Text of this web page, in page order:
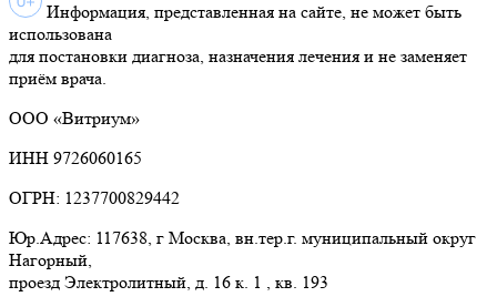
Информация, представленная на сайте, не может быть
использована
для постановки диагноза, назначения лечения и не заменяет
приём врача.
ООО «Витриум»
ИНН 9726060165
ОГРН: 1237700829442
Юр.Адрес: 117638, г Москва, вн.тер.г. муниципальный округ
Нагорный,
проезд Электролитный, д. 16 к. 1 , кв. 193